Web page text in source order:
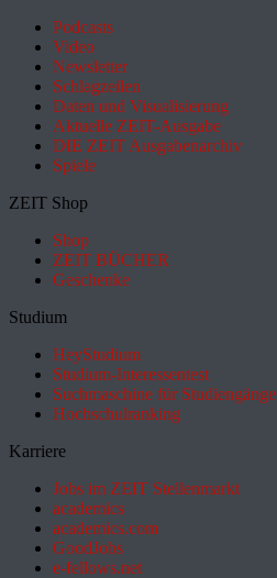
Podcasts
Video
Newsletter
Schlagzeilen
Daten und Visualisierung
Aktuelle ZEIT-Ausgabe
DIE ZEIT Ausgabenarchiv
Spiele
ZEIT Shop
Shop
ZEIT BÜCHER
Geschenke
Studium
HeyStudium
Studium-Interessentest
Suchmaschine für Studiengänge
Hochschulranking
Karriere
Jobs im ZEIT Stellenmarkt
academics
academics.com
GoodJobs
e-fellows.net